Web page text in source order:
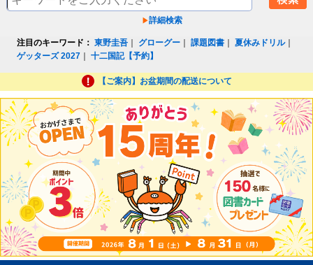
詳細検索
注目のキーワード： 東野圭吾 グローグー ｜課題図書 ｜夏休みドリル｜
ゲッターズ 2027 ｜十二国記【予約】
【ご案内】お盆期間の配送について